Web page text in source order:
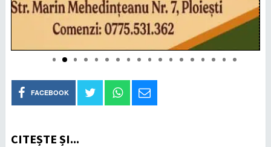
FACEBOOK
CITEȘTE ȘI...